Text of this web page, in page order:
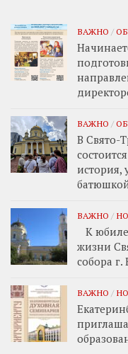
ВАЖНО /
ВАЖНО /
В Свято-
история,
ВАЖНО /
К
жизни
собора г.
ВАЖНО /